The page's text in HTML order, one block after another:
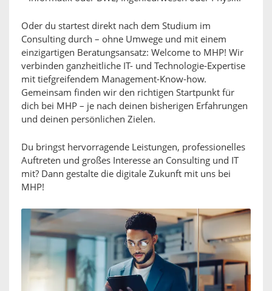
Oder du startest direkt nach dem Studium im
Consulting durch – ohne Umwege und mit einem
einzigartigen Beratungsansatz: Welcome to MHP! Wir
verbinden ganzheitliche IT- und Technologie-Expertise
mit tiefgreifendem Management-Know-how.
Gemeinsam finden wir den richtigen Startpunkt für
dich bei MHP – je nach deinen bisherigen Erfahrungen
und deinen persönlichen Zielen.
Du bringst hervorragende Leistungen, professionelles
Auftreten und großes Interesse an Consulting und IT
mit? Dann gestalte die digitale Zukunft mit uns bei
MHP!